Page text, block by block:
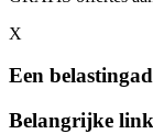
X
Een
Belangrijke